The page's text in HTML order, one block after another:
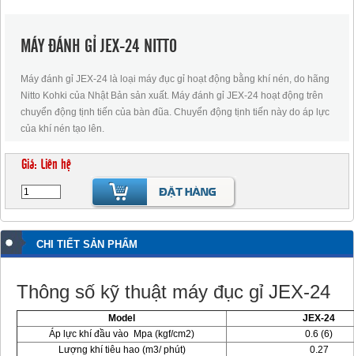
MÁY ĐÁNH GỈ JEX-24 NITTO
Máy đánh gỉ JEX-24 là loại máy đục gỉ hoạt động bằng khí nén, do hãng
Nitto Kohki của Nhật Bản sản xuất. Máy đánh gỉ JEX-24 hoạt động trên
chuyển động tịnh tiến của bàn đũa. Chuyển động tịnh tiến này do áp lực
của khí nén tạo lên.
Giá: Liên hệ
CHI TIẾT SẢN PHẨM
Thông số kỹ thuật máy đục gỉ JEX-24
Model
JEX-24
Áp lực khí đầu vào Mpa (kgf/cm2)
0.6 (6)
Lượng khí tiêu hao (m3/ phút)
0.27